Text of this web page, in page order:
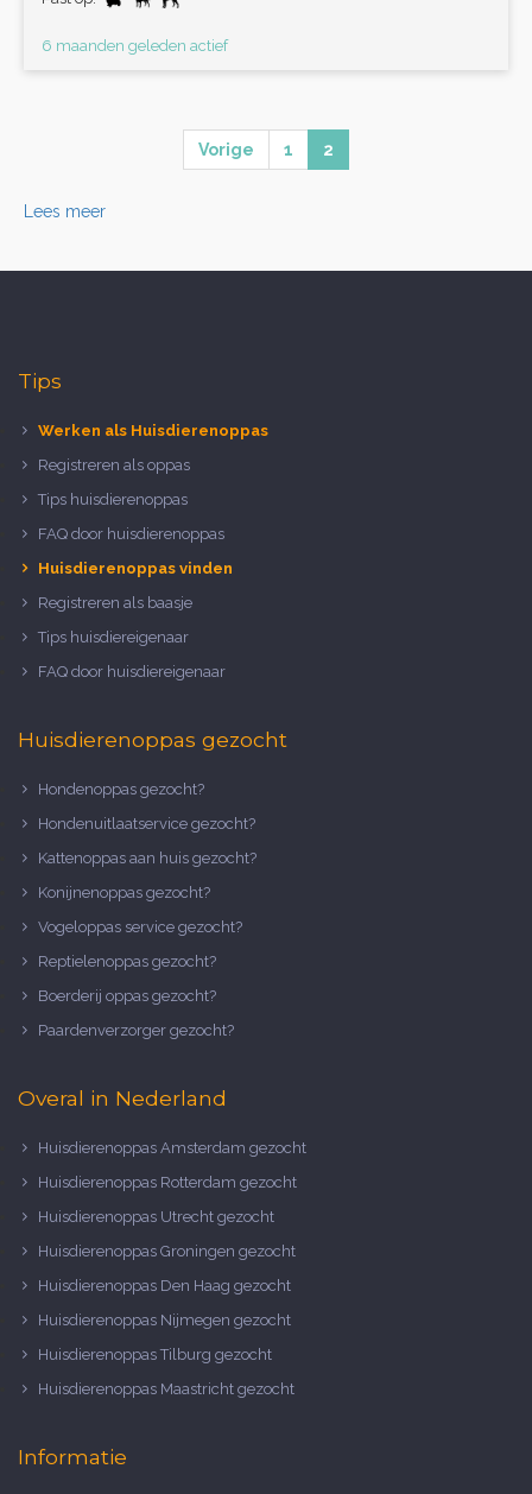
6 maanden geleden actief
Vorige 1 2
Lees meer
Tips
Werken als Huisdierenoppas
Registreren als oppas
Tips huisdierenoppas
FAQ door huisdierenoppas
Huisdierenoppas vinden
Registreren als baasje
Tips huisdiereigenaar
FAQ door huisdiereigenaar
Huisdierenoppas gezocht
Hondenoppas gezocht?
Hondenuitlaatservice gezocht?
Kattenoppas aan huis gezocht?
Konijnenoppas gezocht?
Vogeloppas service gezocht?
Reptielenoppas gezocht?
Boerderij oppas gezocht?
Paardenverzorger gezocht?
Overal in Nederland
Huisdierenoppas Amsterdam gezocht
Huisdierenoppas Rotterdam gezocht
Huisdierenoppas Utrecht gezocht
Huisdierenoppas Groningen gezocht
Huisdierenoppas Den Haag gezocht
Huisdierenoppas Nijmegen gezocht
Huisdierenoppas Tilburg gezocht
Huisdierenoppas Maastricht gezocht
Informatie